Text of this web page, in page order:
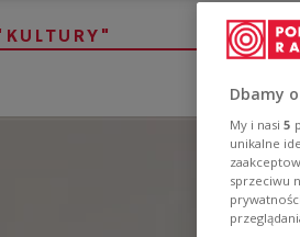
Dbamy
My i nasi 5
unikalne
sprzeciwu